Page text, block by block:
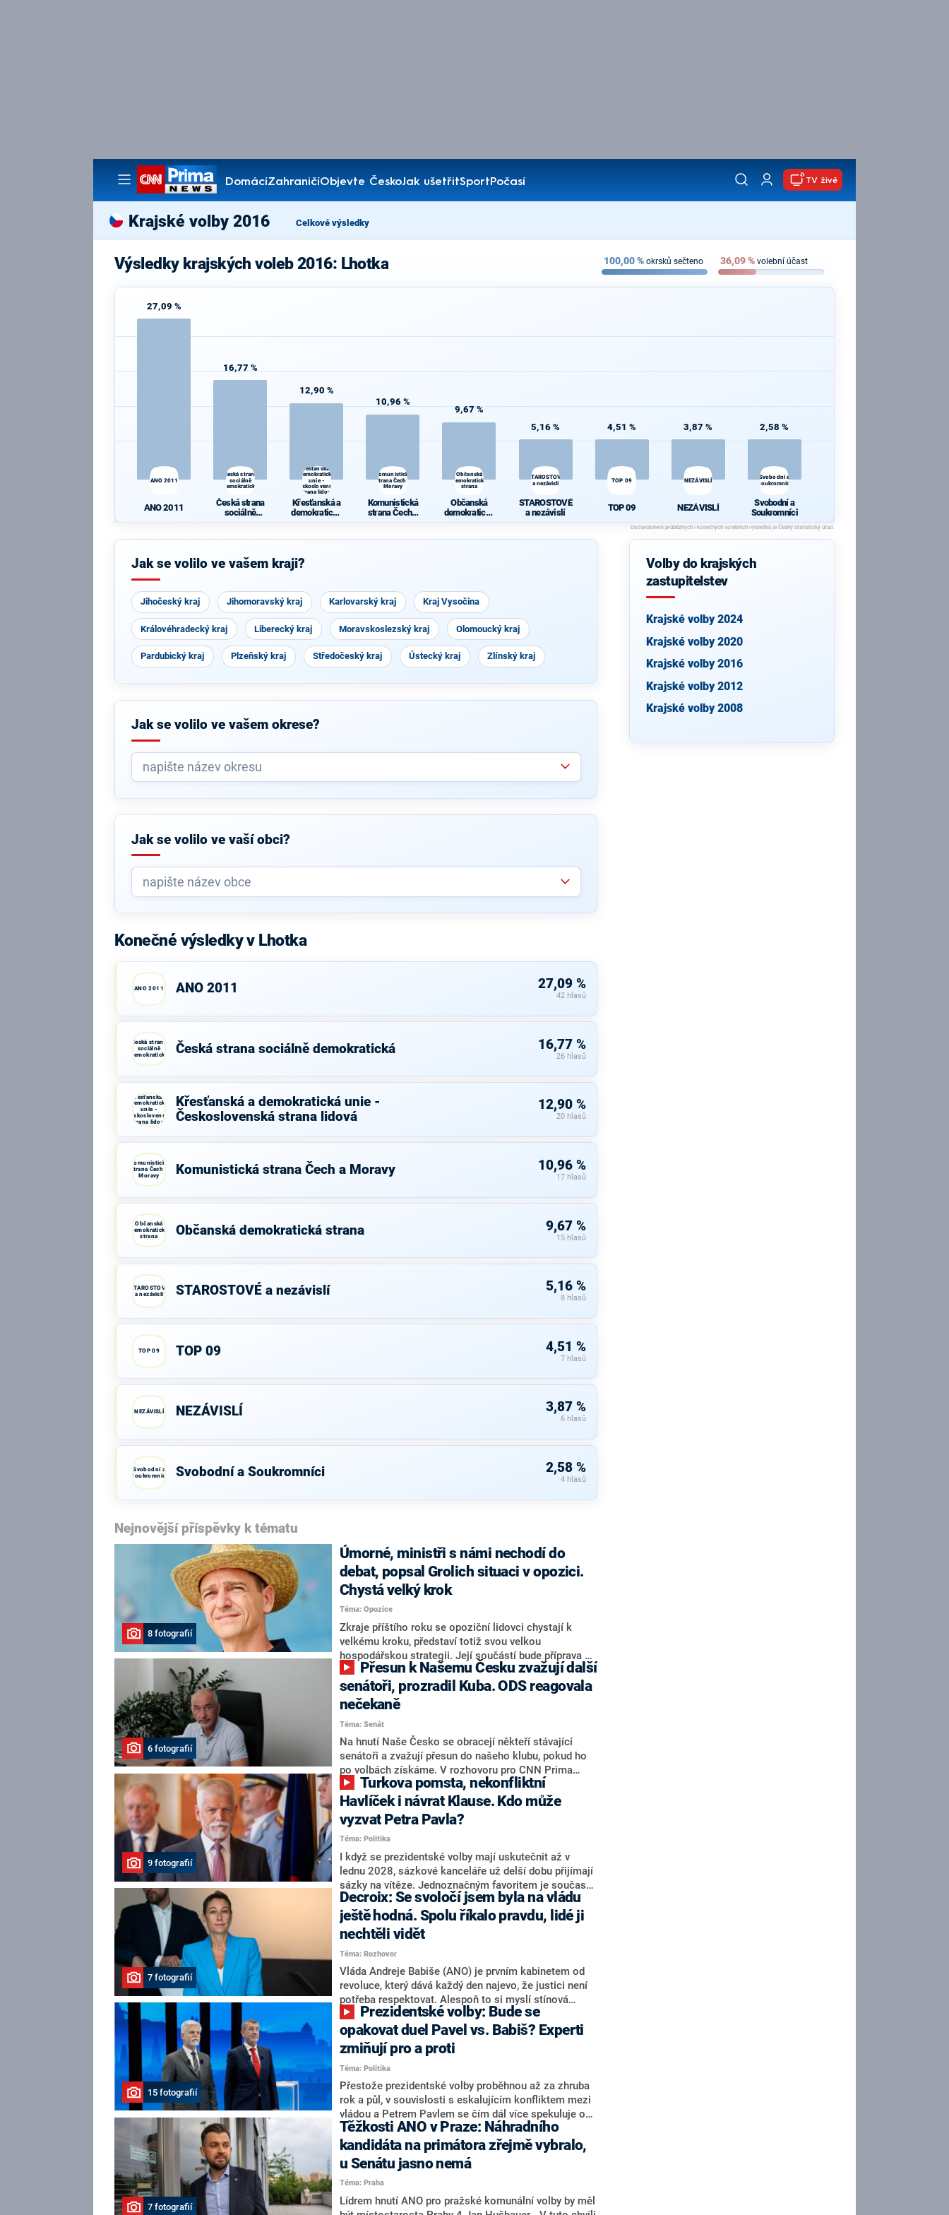
DomácíZahraničíObjevte ČeskoJak ušetřitSportPočasí
Pořady
TV živě
Krajské volby 2016 Celkové výsledky
Výsledky krajských voleb 2016: Lhotka 100,00% okrsků sečteno 36,09% volební účast
27,09 %
ANO 2011
ANO 2011
16,77 %
Česká strana
sociálně
demokratická
Česká strana
sociálně
12,90 %
Křesťanská a
demokratická
unie -
Československá
strana lidová
Křesťanská a
demokratická
ká strana
10,96 %
Komunistická
strana Čech a
Moravy
Komunistická
strana Čech a
9,67 %
Občanská
demokratická
strana
Občanská
demokratická
5,16 %
STAROSTOVÉ
a nezávislí
STAROSTOVÉ
a nezávislí
4,51 %
TOP 09
TOP 09
3,87 %
NEZÁVISLÍ
NEZÁVISLÍ
2,58 %
Svobodní a
Soukromníci
Svobodní a
Soukromníci
Jak se volilo ve vašem kraji?
Jihočeský kraj Jihomoravský kraj Karlovarský kraj Kraj Vysočina
Královéhradecký kraj Liberecký kraj Moravskoslezský kraj Olomoucký kraj
Pardubický kraj Plzeňský kraj Středočeský kraj Ústecký kraj Zlínský kraj
Jak se volilo ve vašem okrese?
Jak se volilo ve vaší obci?
Konečné výsledky v Lhotka
ANO 2011 ANO 2011 27,09 %
42 hlasů
Česká strana
sociálně
demokratická
Česká strana sociálně demokratická 16,77 %
26 hlasů
Křesťanská a
demokratická
unie -
Československá
strana lidová
Křesťanská a demokratická unie -
Československá strana lidová
12,90 %
20 hlasů
Komunistická
strana Čech a
Moravy
Komunistická strana Čech a Moravy 10,96 %
17 hlasů
Občanská
demokratická
strana
Občanská demokratická strana 9,67 %
15 hlasů
STAROSTOVÉ
a nezávislí
STAROSTOVÉ a nezávislí 5,16 %
8 hlasů
TOP 09 TOP 09 4,51 %
7 hlasů
NEZÁVISLÍ NEZÁVISLÍ 3,87 %
6 hlasů
Svobodní a
Soukromníci
Svobodní a Soukromníci 2,58 %
4 hlasů
Nejnovější příspěvky k tématu
8 fotografií
Úmorné, ministři s námi nechodí do
debat, popsal Grolich situaci v opozici.
Chystá velký krok
Téma: Opozice
Zkraje příštího roku se opoziční lidovci chystají k
velkému kroku, představí totiž svou velkou
hospodářskou strategii. Její součástí bude příprava na
stárnutí populace, řekl ve středu na setkání s novináři
nový předseda lidovců Jan Grolich. Ten zároveň v
senátních volbách kandiduje ve Vyškově. Popsal i
aktivitu opozice, o níž vládní strany nebo političtí
komentátoři mluví jako o slabé a v defenzivě. „Je to
úmorná práce upozorňovat na chyby vlády. Ministři s
námi navíc nechodí do debat. Chceme ale ukazovat
svoje témata,“ odpověděl Grolich na dotaz CNN Prima
NEWS.
6 fotografií
senátoři, prozradil Kuba. ODS reagovala
nečekaně
Téma: Senát
Na hnutí Naše Česko se obracejí někteří stávající
senátoři a zvažují přesun do našeho klubu, pokud ho
po volbách získáme. V rozhovoru pro CNN Prima
NEWS to řekl zakladatel hnutí a jihočeský hejtman
Martin Kuba. Konkrétní nebyl, ale získat by takto mohl
například senátora Zdeňka Hrabu, který je dnes
součástí klubu ODS a TOP 09. Hraba to na dotaz
redakce nevyloučil. Předseda klubu senátorů ODS
Zdeněk Nytra redakci řekl, že počítá s odchodem
některých senátorů z klubu a že Naše Česko není
nepřítel, ale soupeř.
9 fotografií
Havlíček i návrat Klause. Kdo může
vyzvat Petra Pavla?
Téma: Politika
I když se prezidentské volby mají uskutečnit až v
lednu 2028, sázkové kanceláře už delší dobu přijímají
sázky na vítěze. Jednoznačným favoritem je současná
hlava státu Petr Pavel. Daleko za ním pak bookmakeři
zmiňují dva výrazné politiky ANO, tedy premiéra
Andreje Babiše a ministra průmyslu Karla Havlíčka.
Oblíbeným tipem samotných sázkařů je poslanec za
Motoristy Filip Turek. Politolog Jan Kubáček nicméně
o případné kandidatuře kohokoliv ze zmíněné trojice
značně pochybuje. Podle něj současná koalice dosud
nemá osobu, která by Pavlovi mohla konkurovat.
7 fotografií
Decroix: Se svoločí jsem byla na vládu
ještě hodná. Spolu říkalo pravdu, lidé ji
nechtěli vidět
Téma: Rozhovor
Vláda Andreje Babiše (ANO) je prvním kabinetem od
revoluce, který dává každý den najevo, že justici není
potřeba respektovat. Alespoň to si myslí stínová
ministryně spravedlnosti ODS Eva Decroix. V
rozhovoru pro CNN Prima NEWS si nebrala servítky
ohledně politického výkonu svého nástupce Jeronýma
Tejce (za ANO) či vládní zmocněnkyně pro lidská
práva Taťány Malé (ANO). Označením „svoloč“ na
adresu vlády prý byla ještě hodná. Decroix se také
vrátila k volební porážce koalice Spolu či promluvila o
hnutí Naše Česko Martina Kuby.
15 fotografií
opakovat duel Pavel vs. Babiš? Experti
zmiňují pro a proti
Téma: Politika
Přestože prezidentské volby proběhnou až za zhruba
rok a půl, v souvislosti s eskalujícím konfliktem mezi
vládou a Petrem Pavlem se čím dál více spekuluje o
tom, koho by do bitvy o Hrad mohla vyslat současná
koalice. Někteří političtí komentátoři znovu vytahují
jméno premiéra Andreje Babiše (ANO). Jak moc je
pravděpodobné, že se v prezidentských volbách 2028
bude znovu opakovat souboj z roku 2023?
7 fotografií
Těžkosti ANO v Praze: Náhradního
kandidáta na primátora zřejmě vybralo,
u Senátu jasno nemá
Téma: Praha
Lídrem hnutí ANO pro pražské komunální volby by měl
Volby do krajských
zastupitelstev
Krajské volby 2024
Krajské volby 2020
Krajské volby 2016
Krajské volby 2012
Krajské volby 2008